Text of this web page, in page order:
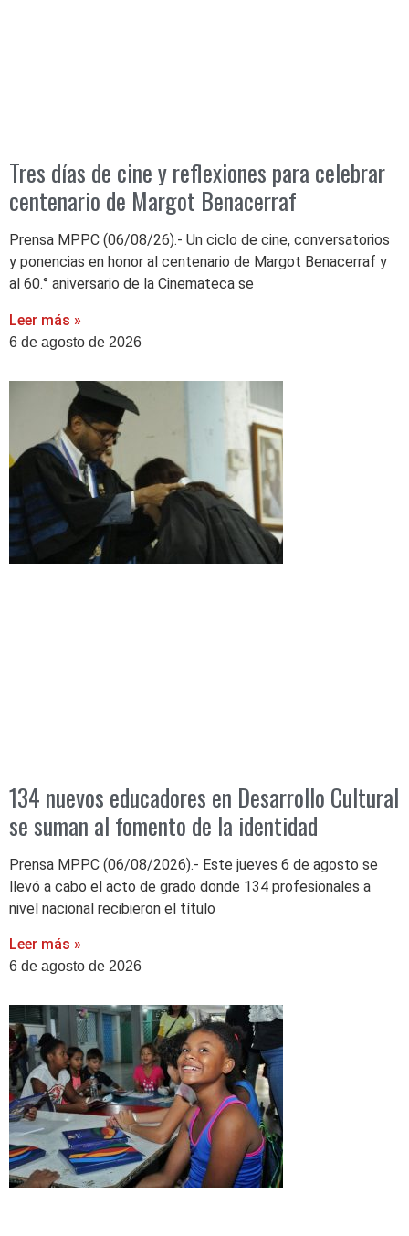
Tres días de cine y reflexiones para celebrar
centenario de Margot Benacerraf
Prensa MPPC (06/08/26).- Un ciclo de cine, conversatorios
y ponencias en honor al centenario de Margot Benacerraf y
al 60.° aniversario de la Cinemateca se
Leer más »
6 de agosto de 2026
134 nuevos educadores en Desarrollo Cultural
se suman al fomento de la identidad
Prensa MPPC (06/08/2026).- Este jueves 6 de agosto se
llevó a cabo el acto de grado donde 134 profesionales a
nivel nacional recibieron el título
Leer más »
6 de agosto de 2026